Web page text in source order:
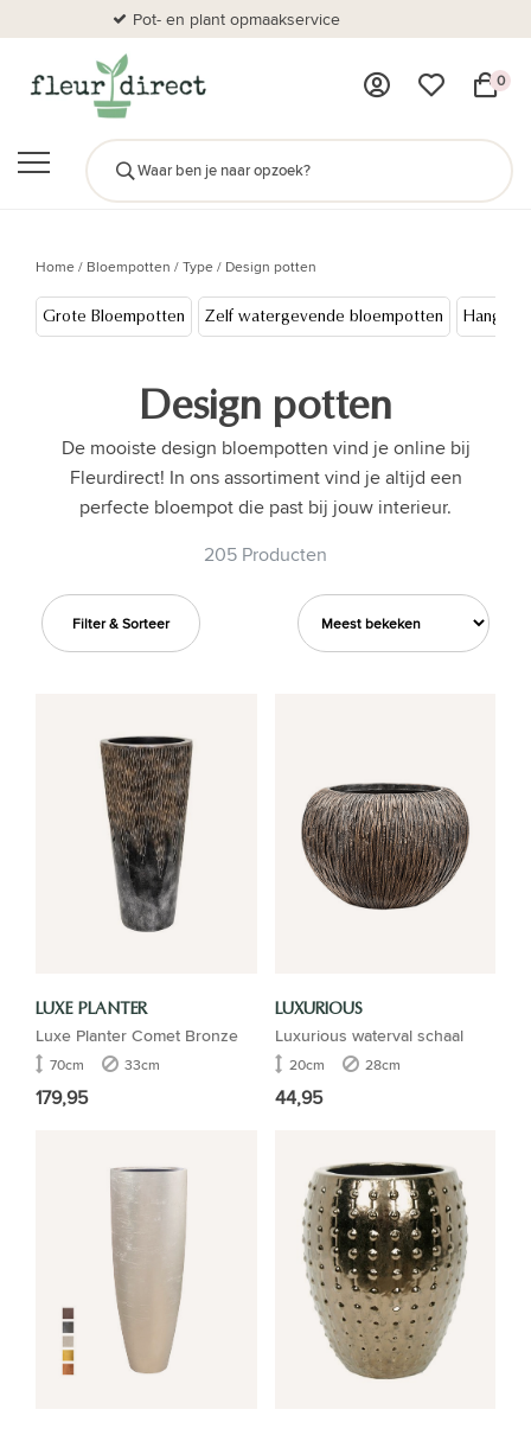
Pot- en plant opmaakservice
0
Home/ Bloempotten /Type/ Design potten
Grote Bloempotten Zelf watergevende bloempotten
Design potten
De mooiste design bloempotten vind je online bij
Fleurdirect! In ons assortiment vind je altijd een
perfecte bloempot die past bij jouw interieur.
205 Producten
Filter & Sorteer
LUXE PLANTER
Luxe Planter Comet Bronze
70cm 33cm
179,95
LUXURIOUS
Luxurious waterval schaal
20cm 28cm
44,95